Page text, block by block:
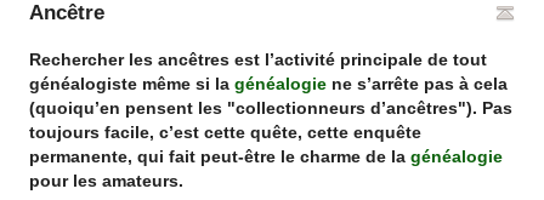
Ancêtre
Rechercher les ancêtres est l’activité principale de tout
généalogiste même si lagénéalogie ne s’arrête pas à cela
(quoiqu’en pensent les "collectionneurs d’ancêtres"). Pas
toujours facile, c’est cette quête, cette enquête
permanente, qui fait peut-être le charme de lagénéalogie
pour les amateurs.